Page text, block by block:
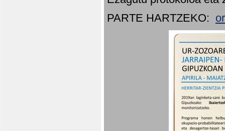
PARTE HARTZEKO: